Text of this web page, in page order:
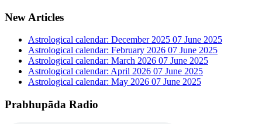
New Articles
Astrological calendar: December 2025 07 June 2025
Astrological calendar: February 2026 07 June 2025
Astrological calendar: March 2026 07 June 2025
Astrological calendar: April 2026 07 June 2025
Astrological calendar: May 2026 07 June 2025
Prabhupāda Radio